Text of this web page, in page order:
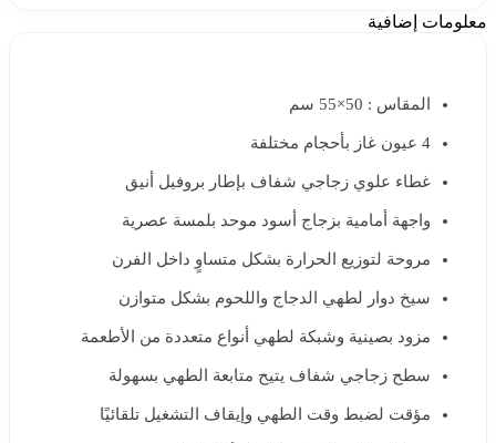
معلومات إضافية
المقاس : 50×55 سم
4 عيون غاز بأحجام مختلفة
غطاء علوي زجاجي شفاف بإطار بروفيل أنيق
واجهة أمامية بزجاج أسود موحد بلمسة عصرية
مروحة لتوزيع الحرارة بشكل متساوٍ داخل الفرن
سيخ دوار لطهي الدجاج واللحوم بشكل متوازن
مزود بصينية وشبكة لطهي أنواع متعددة من الأطعمة
سطح زجاجي شفاف يتيح متابعة الطهي بسهولة
مؤقت لضبط وقت الطهي وإيقاف التشغيل تلقائيًا